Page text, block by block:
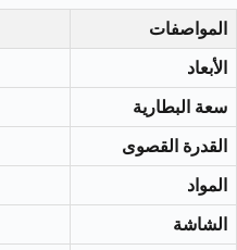
المواصفات
الأبعاد
سعة البطارية
القدرة القصوى
المواد
الشاشة